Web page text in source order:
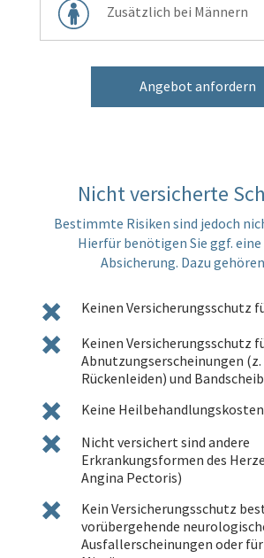
Zusätzlich bei Männern
Angebot anfordern
Nicht versicherte
Bestimmte Risiken sind jedoch
Hierfür benötigen Sie ggf.
Absicherung. Dazu gehören
Keinen Versicherungsschutz
Keinen Versicherungsschutz
Abnutzungserscheinungen (z.
Rückenleiden) und
Keine Heilbehandlungskosten
Nicht versichert sind andere
Erkrankungsformen des
Angina Pectoris)
Kein Versicherungsschutz
vorübergehende
Ausfallerscheinungen oder